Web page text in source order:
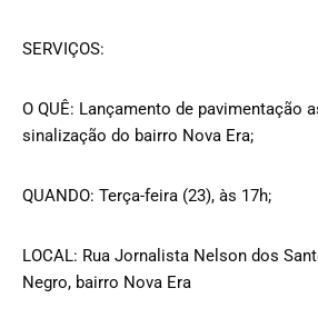
SERVIÇOS:
O QUÊ: Lançamento de pavimentação
sinalização do bairro Nova Era;
QUANDO: Terça-feira (23), às 17h;
LOCAL: Rua Jornalista Nelson dos
Negro, bairro Nova Era